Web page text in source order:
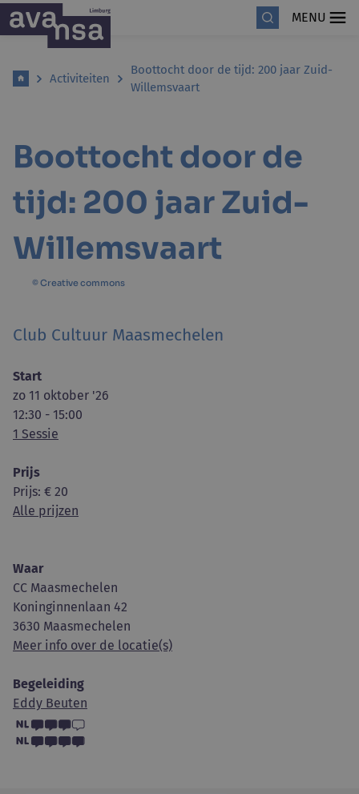
MENU
Activiteiten
Boottocht door de tijd: 200 jaar Zuid-
Willemsvaart
Boottocht door de
tijd: 200 jaar Zuid-
Willemsvaart
© Creative commons
Club Cultuur Maasmechelen
Start
zo 11 oktober '26
12:30 - 15:00
1 Sessie
Prijs
Prijs: € 20
Alle prijzen
Waar
CC Maasmechelen
Koninginnenlaan 42
3630 Maasmechelen
Meer info over de locatie(s)
Begeleiding
Eddy Beuten